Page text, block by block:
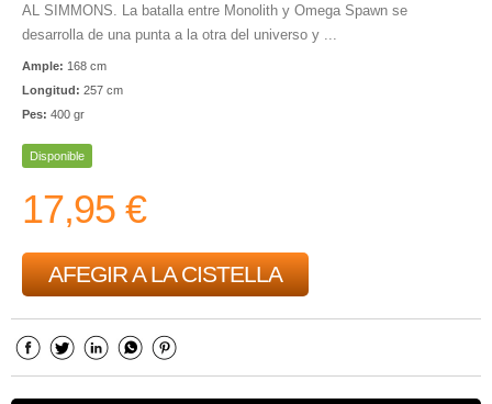
AL SIMMONS. La batalla entre Monolith y Omega Spawn se
desarrolla de una punta a la otra del universo y ...
Ample: 168 cm
Longitud: 257 cm
Pes: 400 gr
Disponible
17,95 €
AFEGIR A LA CISTELLA